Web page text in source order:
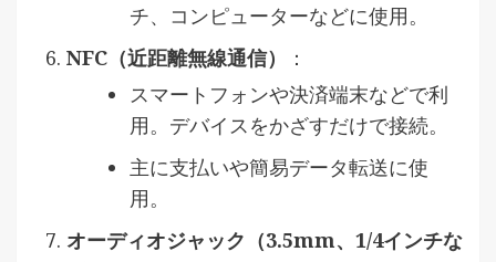
チ、コンピューターなどに使用。
NFC（近距離無線通信）
：
スマートフォンや決済端末などで利
用。デバイスをかざすだけで接続。
主に支払いや簡易データ転送に使
用。
オーディオジャック（3.5mm、1/4インチな